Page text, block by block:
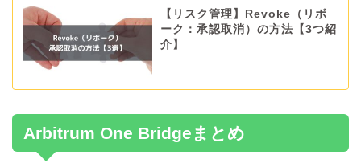
【リスク管理】Revoke（リボ
ーク：承認取消）の方法【3つ紹
介】
Arbitrum One Bridgeまとめ